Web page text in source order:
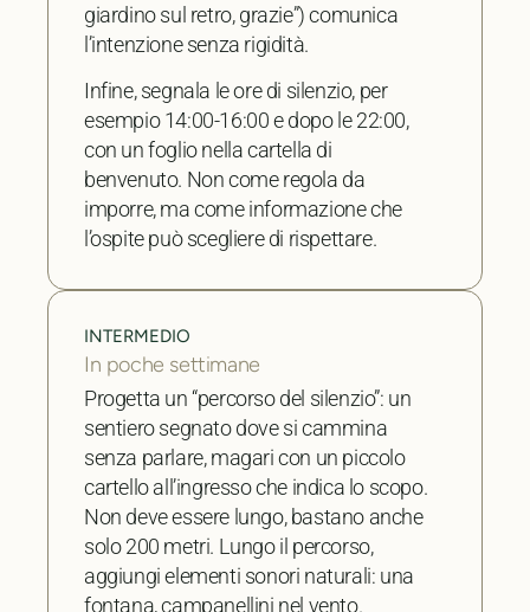
giardino sul retro, grazie”) comunica
l’intenzione senza rigidità.
Infine, segnala le ore di silenzio, per
esempio 14:00-16:00 e dopo le 22:00,
con un foglio nella cartella di
benvenuto. Non come regola da
imporre, ma come informazione che
l’ospite può scegliere di rispettare.
INTERMEDIO
In poche settimane
Progetta un “percorso del silenzio”: un
sentiero segnato dove si cammina
senza parlare, magari con un piccolo
cartello all’ingresso che indica lo scopo.
Non deve essere lungo, bastano anche
solo 200 metri. Lungo il percorso,
aggiungi elementi sonori naturali: una
fontana, campanellini nel vento.